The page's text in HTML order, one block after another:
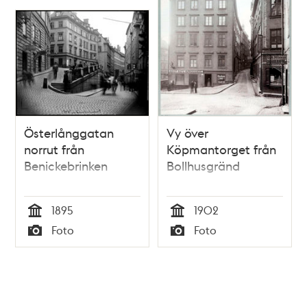
Österlånggatan
norrut från
Benickebrinken
Tid
1895
Typ
Foto
Vy över
Köpmantorget från
Bollhusgränd
Tid
1902
Typ
Foto